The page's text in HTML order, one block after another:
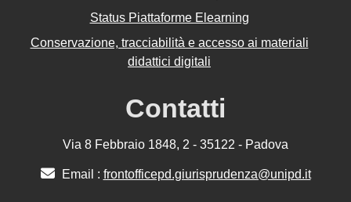
Status Piattaforme Elearning
Conservazione, tracciabilità e accesso ai materiali
didattici digitali
Contatti
Via 8 Febbraio 1848, 2 - 35122 - Padova
Email : frontofficepd.giurisprudenza@unipd.it